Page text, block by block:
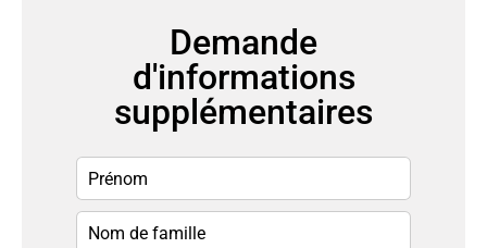
Demande
d'informations
supplémentaires